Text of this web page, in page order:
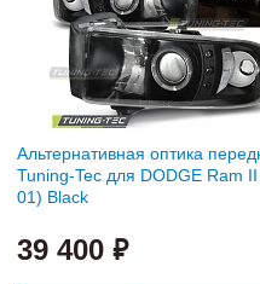
Альтернативная оптика
Tuning-Tec для DODGE Ram
01) Black
39 400